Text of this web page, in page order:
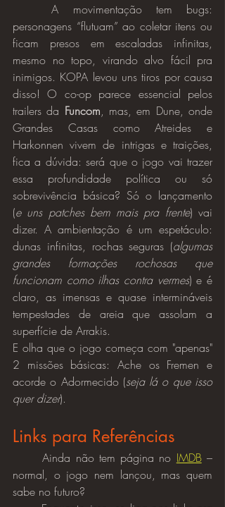
	A movimentação tem bugs:
personagens “flutuam” ao coletar itens ou
ficam presos em escaladas infinitas,
mesmo no topo, virando alvo fácil pra
inimigos. KOPA levou uns tiros por causa
disso! O co-op parece essencial pelos
trailers da Funcom, mas, em Dune, onde
Grandes Casas como Atreides e
Harkonnen vivem de intrigas e traições,
fica a dúvida: será que o jogo vai trazer
essa profundidade política ou só
sobrevivência básica? Só o lançamento
(e uns patches bem mais pra frente) vai
dizer. A ambientação é um espetáculo:
dunas infinitas, rochas seguras (algumas
grandes formações rochosas que
funcionam como ilhas contra vermes) e é
claro, as imensas e quase intermináveis
tempestades de areia que assolam a
superfície de Arrakis.
E olha que o jogo começa com "apenas"
2 missões básicas: Ache os Fremen e
acorde o Adormecido (seja lá o que isso
quer dizer).
Links para Referências
	Ainda não tem página no
IMDB –
normal, o jogo nem lançou, mas quem
sabe no futuro?